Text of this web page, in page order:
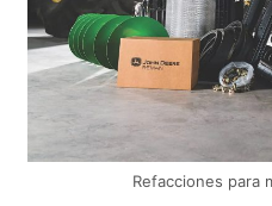
Refacciones para